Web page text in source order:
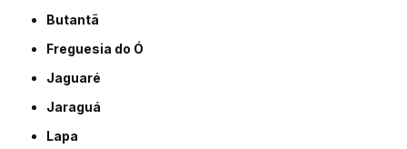
Butantã
Freguesia do Ó
Jaguaré
Jaraguá
Lapa